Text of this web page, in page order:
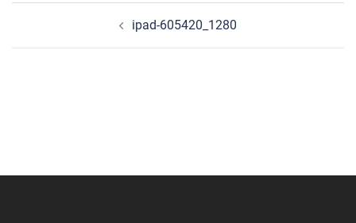
Beitragsnavigationipad-605420_1280